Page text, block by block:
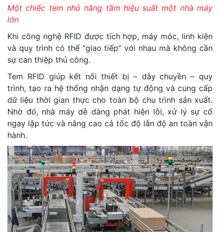
Một chiếc tem nhỏ nâng tầm hiệu suất một nhà máy
lớn
Khi công nghệ RFID được tích hợp, máy móc, linh kiện
và quy trình có thể “giao tiếp” với nhau mà không cần
sự can thiệp thủ công.
Tem RFID giúp kết nối thiết bị – dây chuyền – quy
trình, tạo ra hệ thống nhận dạng tự động và cung cấp
dữ liệu thời gian thực cho toàn bộ chu trình sản xuất.
Nhờ đó, nhà máy dễ dàng phát hiện lỗi, xử lý sự cố
ngay lập tức và nâng cao cả tốc độ lẫn độ an toàn vận
hành.